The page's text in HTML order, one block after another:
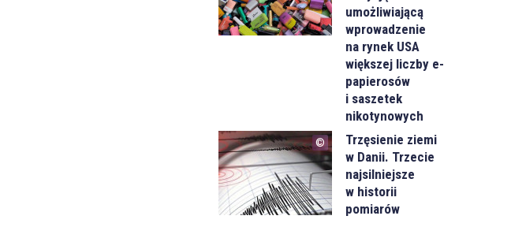
umożliwiającą
wprowadzenie
na rynek USA
większej liczby e-
papierosów
i saszetek
nikotynowych
Trzęsienie ziemi
w Danii. Trzecie
najsilniejsze
w historii
pomiarów